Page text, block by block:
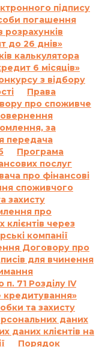
з договором
уключаючи
зі сплати
процентної
чи
зобов’язання за
кредит:
прострочення
умов
кредиту по
26 днів»:
надання кредиту:
виконання
зі
Кредитом та/
у визначені
положень
кодексу України
вимагати, а
сплатити
з
процентів
заборгованості.
в цьому пункті
підпису
погашення
розрахунків
до 26 днів»
калькулятора
6 місяців»
з відбору
Права
про споживче
за
передача
Програма
послуг
про фінансові
споживчого
захисту
про
через
компанії
Договору про
для вчинення
п. 71 Розділу IV
кредитування»
та захисту
даних
даних клієнтів на
Порядок